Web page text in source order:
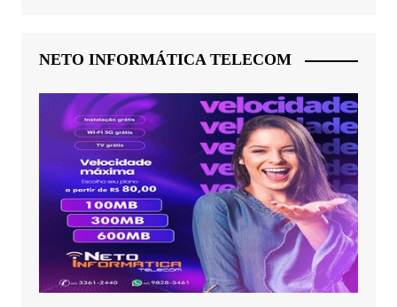
NETO INFORMÁTICA TELECOM